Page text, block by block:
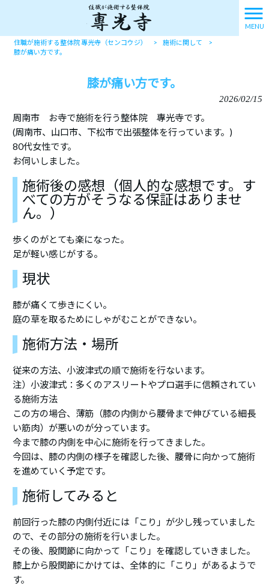
MENU
住職が施術する整体院 專光寺（センコウジ） > 施術に関して
>
膝が痛い方です。
膝が痛い方です。
2026/02/15
周南市 お寺で施術を行う整体院 專光寺です。
(周南市、山口市、下松市で出張整体を行っています。)
80代女性です。
お伺いしました。
施術後の感想（個人的な感想です。す
べての方がそうなる保証はありませ
ん。）
歩くのがとても楽になった。
足が軽い感じがする。
現状
膝が痛くて歩きにくい。
庭の草を取るためにしゃがむことができない。
施術方法・場所
従来の方法、小波津式の順で施術を行ないます。
注）小波津式：多くのアスリートやプロ選手に信頼されてい
る施術方法
この方の場合、薄筋（膝の内側から腰骨まで伸びている細長
い筋肉）が悪いのが分っています。
今まで膝の内側を中心に施術を行ってきました。
今回は、膝の内側の様子を確認した後、腰骨に向かって施術
を進めていく予定です。
施術してみると
前回行った膝の内側付近には「こり」が少し残っていました
ので、その部分の施術を行いました。
その後、股関節に向かって「こり」を確認していきました。
膝上から股関節にかけては、全体的に「こり」があるようで
す。